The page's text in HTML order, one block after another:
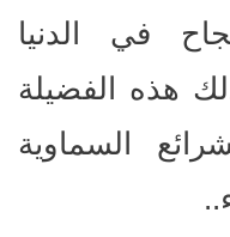
في الدنيا
هذه الفضيلة
السماوية